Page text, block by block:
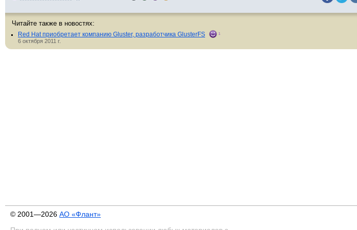
Читайте также в новостях:
Red Hat приобретает компанию Gluster, разработчика GlusterFS 1
6 октября 2011 г.
© 2001—2026 АО «Флант»